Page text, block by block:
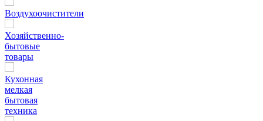
Воздухоочистители
Хозяйственно-
бытовые
товары
Кухонная
мелкая
бытовая
техника